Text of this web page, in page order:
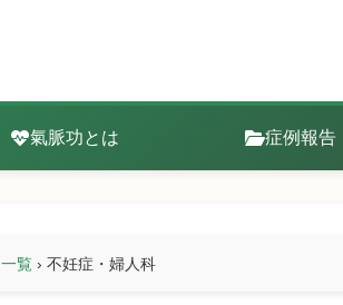
氣脈功とは 症例報告
覧 › 不妊症・婦人科